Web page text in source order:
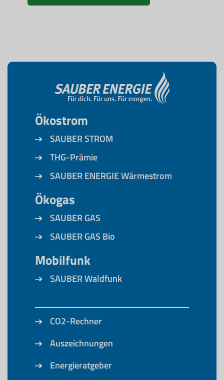
Ökostrom
SAUBER STROM
THG-Prämie
SAUBER ENERGIE Wärmestrom
Ökogas
SAUBER GAS
SAUBER GAS Bio
Mobilfunk
SAUBER Waldfunk
CO2-Rechner
Auszeichnungen
Energieratgeber